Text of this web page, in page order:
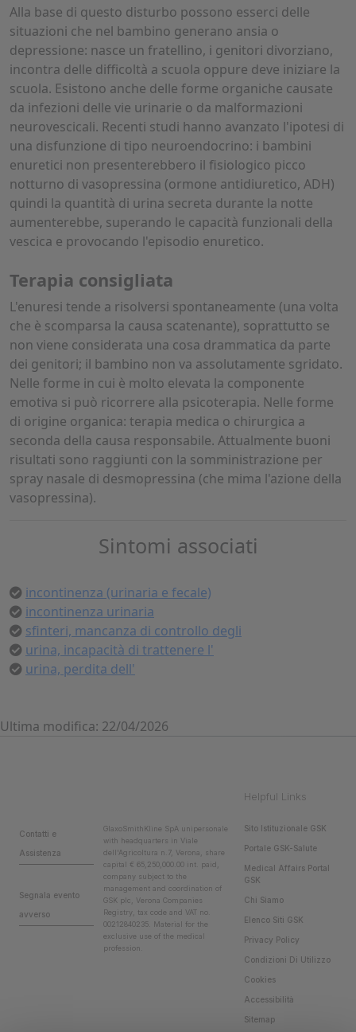
Alla base di questo disturbo possono esserci delle
situazioni che nel bambino generano ansia o
depressione: nasce un fratellino, i genitori divorziano,
incontra delle difficoltà a scuola oppure deve iniziare la
scuola. Esistono anche delle forme organiche causate
da infezioni delle vie urinarie o da malformazioni
neurovescicali. Recenti studi hanno avanzato l'ipotesi di
una disfunzione di tipo neuroendocrino: i bambini
enuretici non presenterebbero il fisiologico picco
notturno di vasopressina (ormone antidiuretico, ADH)
quindi la quantità di urina secreta durante la notte
aumenterebbe, superando le capacità funzionali della
vescica e provocando l'episodio enuretico.
Terapia consigliata
L'enuresi tende a risolversi spontaneamente (una volta
che è scomparsa la causa scatenante), soprattutto se
non viene considerata una cosa drammatica da parte
dei genitori; il bambino non va assolutamente sgridato.
Nelle forme in cui è molto elevata la componente
emotiva si può ricorrere alla psicoterapia. Nelle forme
di origine organica: terapia medica o chirurgica a
seconda della causa responsabile. Attualmente buoni
risultati sono raggiunti con la somministrazione per
spray nasale di desmopressina (che mima l'azione della
vasopressina).
Sintomi associati
incontinenza (urinaria e fecale)
incontinenza urinaria
sfinteri, mancanza di controllo degli
urina, incapacità di trattenere l'
urina, perdita dell'
Ultima modifica: 22/04/2026
Helpful Links
Contatti e
Assistenza
Segnala evento
avverso
GlaxoSmithKline SpA unipersonale
with headquarters in Viale
dell'Agricoltura n.7, Verona, share
capital € 65,250,000.00 int. paid,
company subject to the
management and coordination of
GSK plc, Verona Companies
Registry, tax code and VAT no.
00212840235. Material for the
exclusive use of the medical
profession.
Sito Istituzionale GSK
Portale GSK-Salute
Medical Affairs Portal
GSK
Chi Siamo
Elenco Siti GSK
Privacy Policy
Condizioni Di Utilizzo
Cookies
Accessibilità
Sitemap